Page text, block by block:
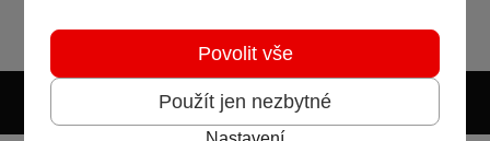
Použít jen nezbytné
Povolit vše